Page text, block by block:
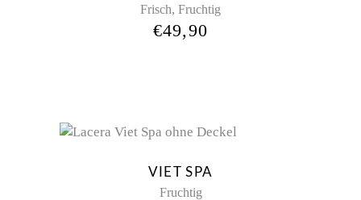
Frisch, Fruchtig
€49,90
VIET SPA
Fruchtig